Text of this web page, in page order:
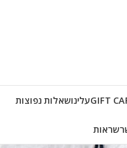
GIFTעלינושאלות נפוצות